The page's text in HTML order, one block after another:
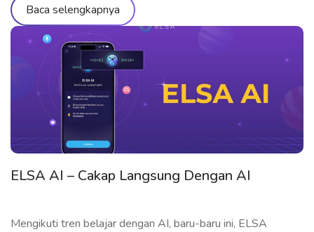
Premium. Mari memahami fitur-fiturnya secara terlinci
melalui artikel di bawah ini! Apa itu ELSA Premium? Resmi
diluncurkan pada September 2023, ELSA Premium
merupakan paket pembelajaran bahasa Inggris tercanggih
dari ELSA hingga saat ini. […]
Baca selengkapnya
ELSA AI – Cakap Langsung Dengan AI
Mengikuti tren belajar dengan AI, baru-baru ini, ELSA